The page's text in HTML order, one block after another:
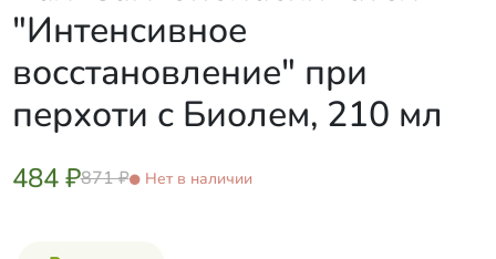
"Интенсивное
восстановление" при
перхоти с Биолем, 210 мл
484 ₽871 ₽ Нет в наличии